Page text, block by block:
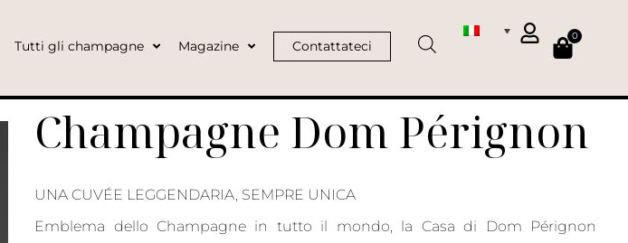
Tutti gli champagne Magazine Contattateci
0
Champagne Dom Pérignon
UNA CUVÉE LEGGENDARIA, SEMPRE UNICA
Emblema dello Champagne in tutto il mondo, la Casa di Dom Pérignon